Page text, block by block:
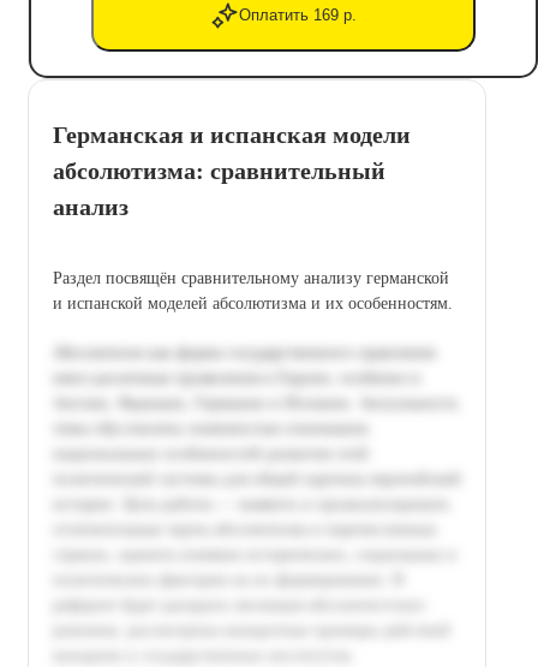
Оплатить 169 р.
Германская и испанская модели
абсолютизма: сравнительный
анализ
Раздел посвящён сравнительному анализу германской
и испанской моделей абсолютизма и их особенностям.